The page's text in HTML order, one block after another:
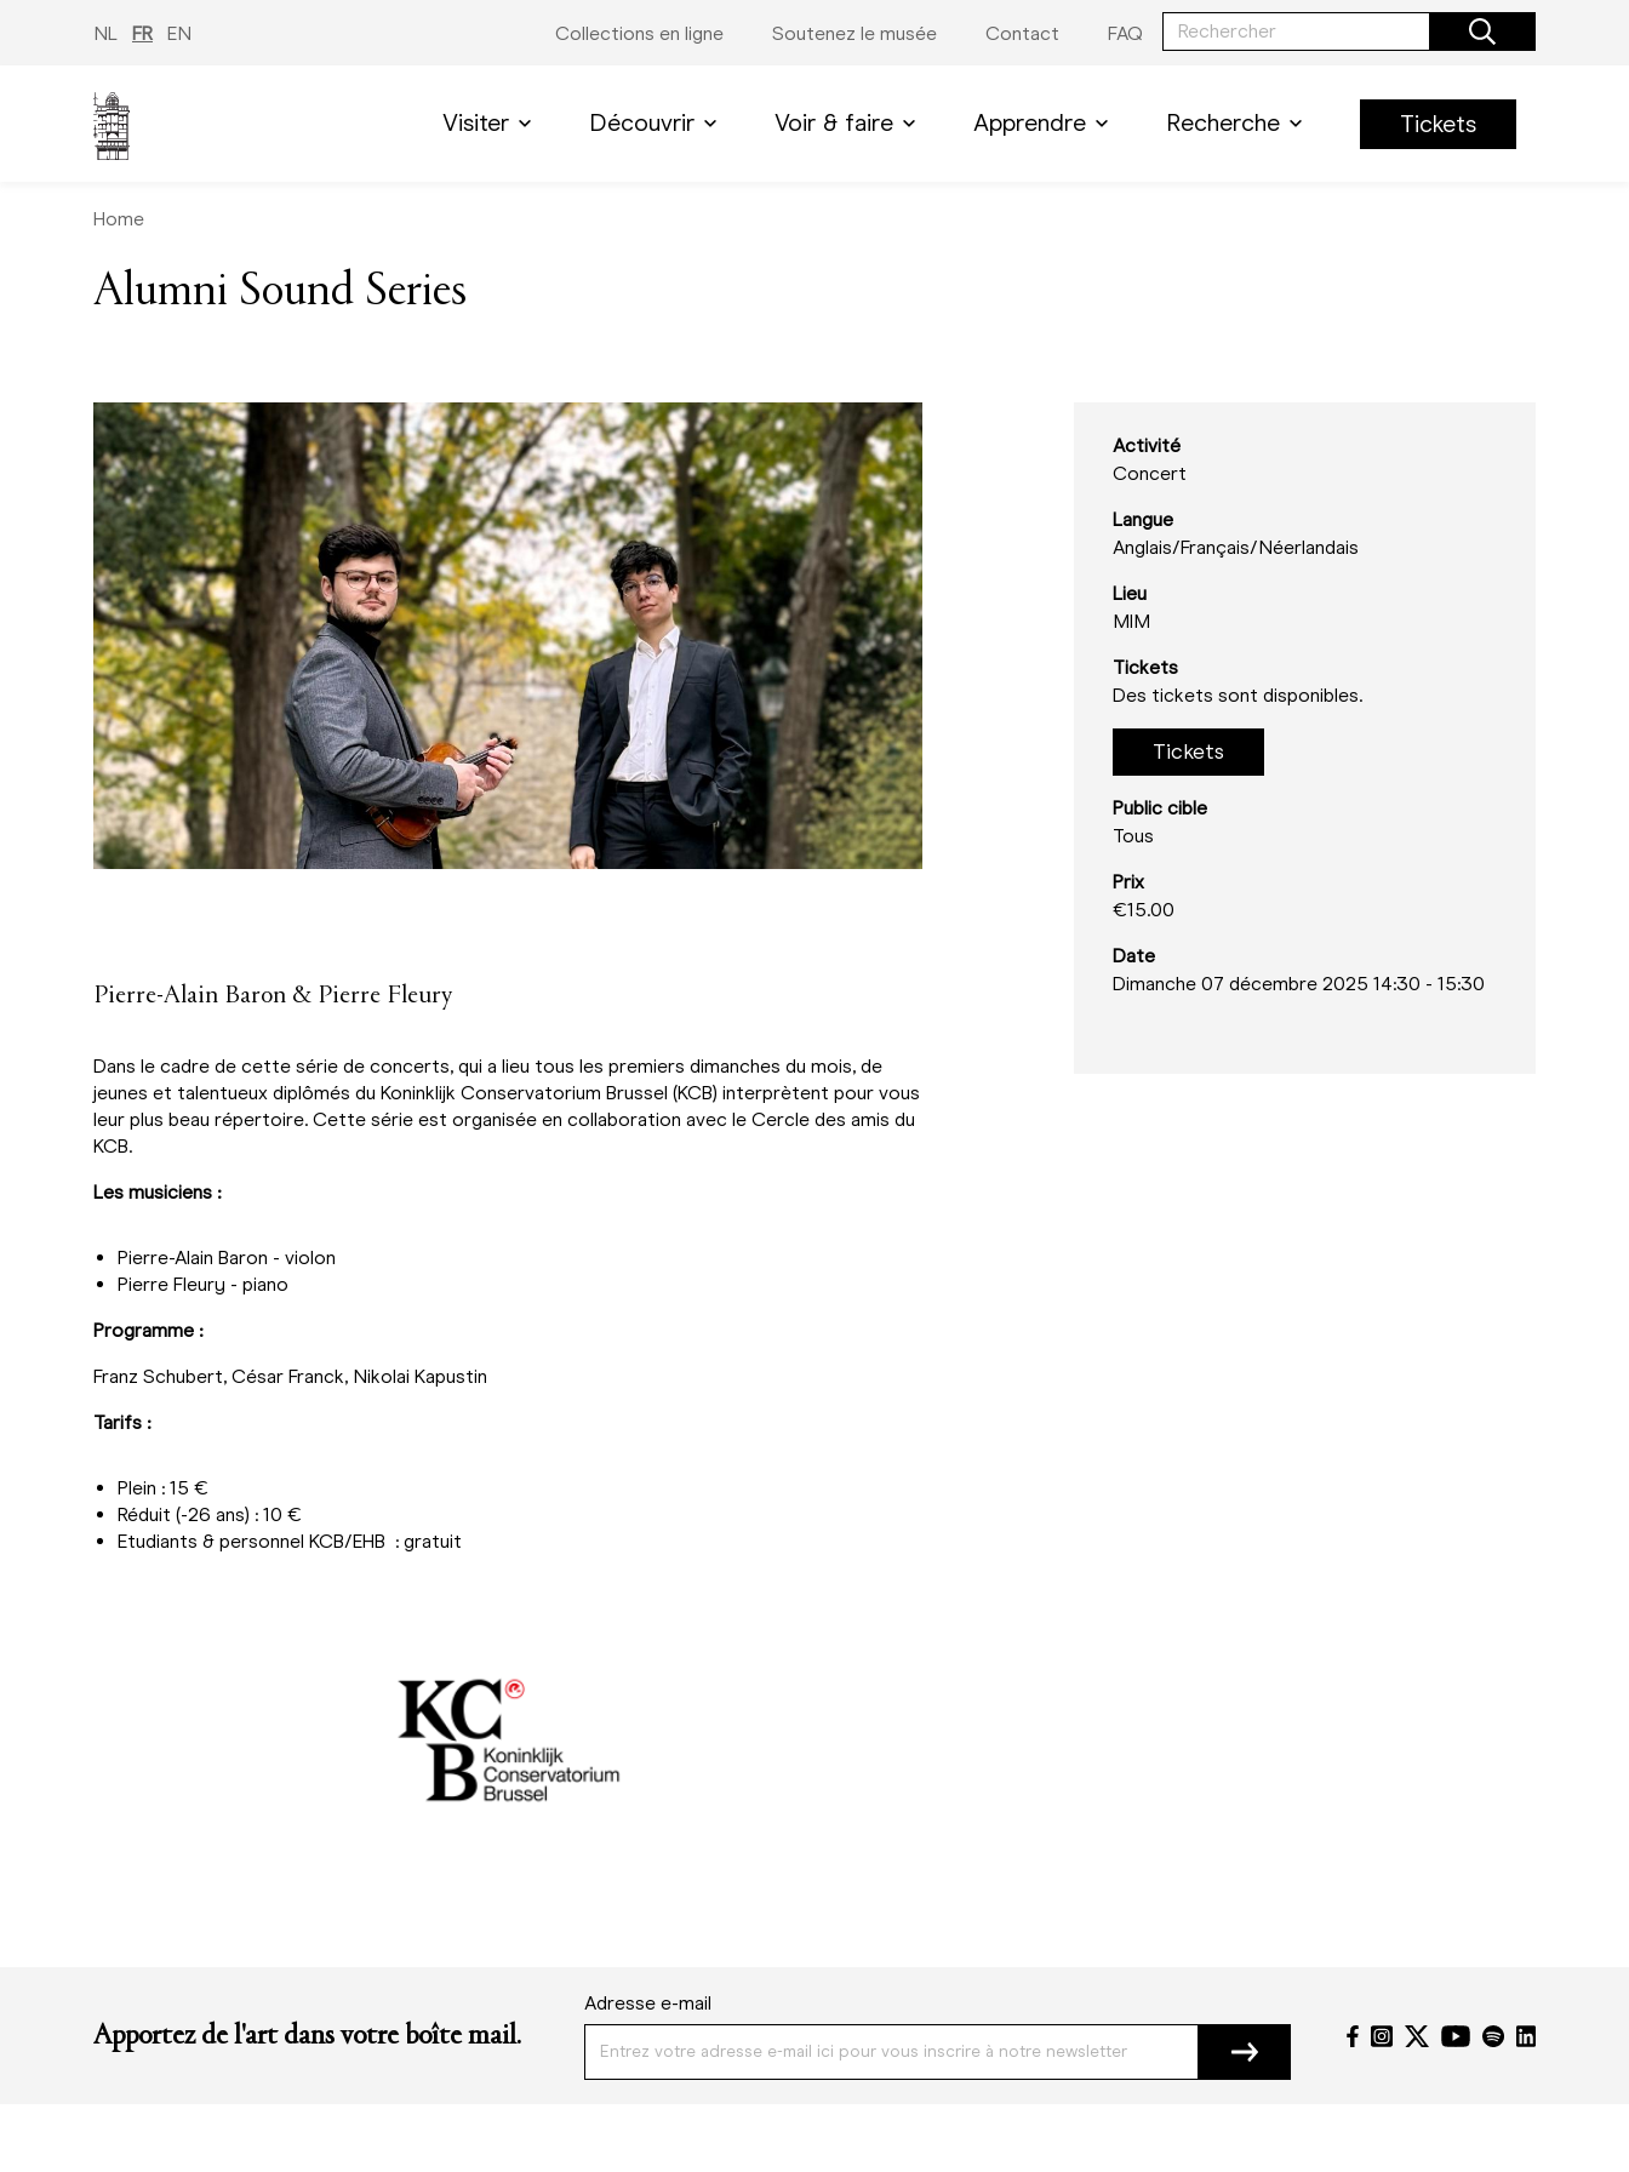
NL FR EN Collections en ligne Soutenez le musée Contact FAQ
Visiter Découvrir Voir & faire Apprendre Recherche Tickets
Home
Alumni Sound Series
Pierre-Alain Baron & Pierre Fleury
Dans le cadre de cette série de concerts, qui a lieu tous les premiers dimanches du mois, de
jeunes et talentueux diplômés du Koninklijk Conservatorium Brussel (KCB) interprètent pour vous
leur plus beau répertoire. Cette série est organisée en collaboration avec le Cercle des amis du
KCB.
Les musiciens :
Pierre-Alain Baron - violon
Pierre Fleury - piano
Programme :
Franz Schubert, César Franck, Nikolai Kapustin
Tarifs :
Plein : 15 €
Réduit (-26 ans) : 10 €
Etudiants & personnel KCB/EHB : gratuit
Activité
Concert
Langue
Anglais/Français/Néerlandais
Lieu
MIM
Tickets
Des tickets sont disponibles.
Tickets
Public cible
Tous
Prix
€15.00
Date
Dimanche 07 décembre 2025 14:30 -15:30
Apportez de l'art dans votre boîte mail.
Adresse e-mail